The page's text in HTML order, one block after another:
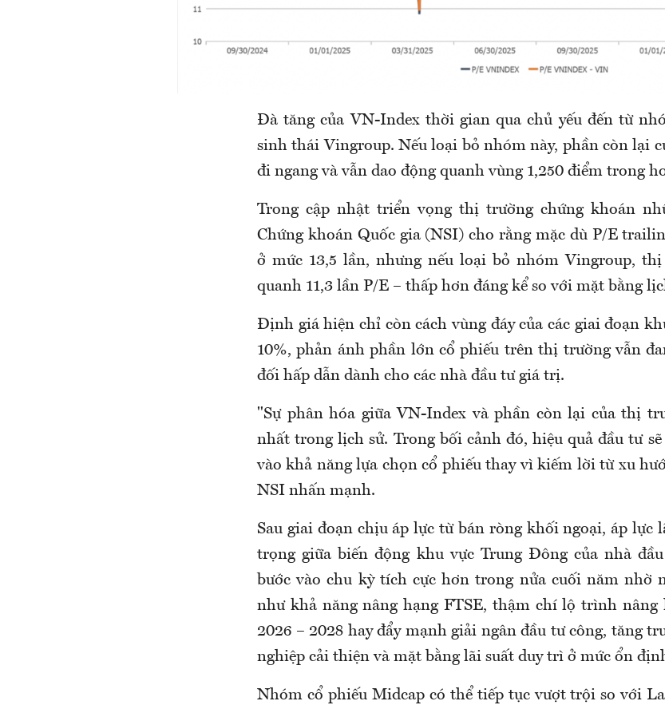
Đà tăng của VN-Index thời gian qua chủ yếu đến từ
sinh thái Vingroup. Nếu loại bỏ nhóm này, phần còn lại
đi ngang và vẫn dao động quanh vùng 1,250 điểm trong
Trong cập nhật triển vọng thị trường chứng khoán
Chứng khoán Quốc gia (NSI) cho rằng mặc dù P/E
ở mức 13,5 lần, nhưng nếu loại bỏ nhóm Vingroup,
quanh 11,3 lần P/E – thấp hơn đáng kể so với mặt bằng
Định giá hiện chỉ còn cách vùng đáy của các giai đoạn
10%, phản ánh phần lớn cổ phiếu trên thị trường vẫn
đối hấp dẫn dành cho các nhà đầu tư giá trị.
"Sự phân hóa giữa VN-Index và phần còn lại của thị
nhất trong lịch sử. Trong bối cảnh đó, hiệu quả đầu tư
vào khả năng lựa chọn cổ phiếu thay vì kiếm lời từ xu
NSI nhấn mạnh.
Sau giai đoạn chịu áp lực từ bán ròng khối ngoại, áp lực
trọng giữa biến động khu vực Trung Đông của nhà
bước vào chu kỳ tích cực hơn trong nửa cuối năm nhờ
như khả năng nâng hạng FTSE, thậm chí lộ trình nâng
2026 – 2028 hay đẩy mạnh giải ngân đầu tư công, tăng
nghiệp cải thiện và mặt bằng lãi suất duy trì ở mức ổn
Nhóm cổ phiếu Midcap có thể tiếp tục vượt trội so với